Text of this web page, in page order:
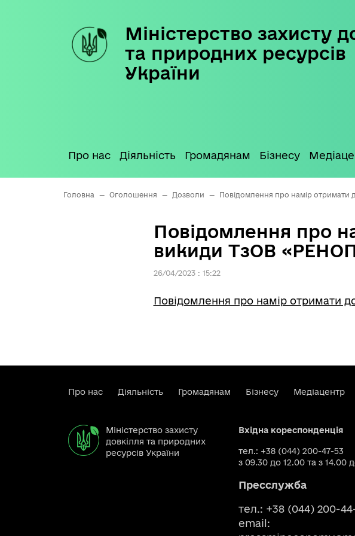
Міністерство захисту
та природних ресурсів
України
Про нас Діяльність Громадянам Бізнесу
Головна — Оголошення — Дозволи — Повідомлення про намір отримати
Повідомлення про
викиди ТзОВ
26/04/2023 : 15:22
Повідомлення про намір отримати
Про нас Діяльність Громадянам Бізнесу Медіацентр
Міністерство захисту
довкілля та природних
ресурсів України
Вхідна кореспонденція
тел.: +38 (044) 200-47-53
з 09.30 до 12.00 та з 14.00
Пресслужба
тел.: +38 (044) 200-
email: